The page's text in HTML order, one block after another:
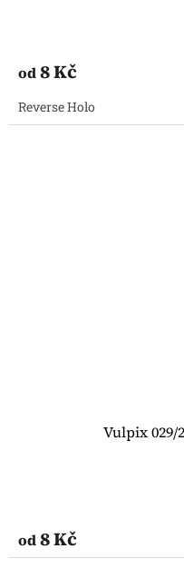
od8 Kč
Reverse Holo
Vulpix 029/
od8 Kč